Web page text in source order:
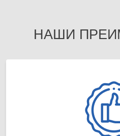
НАШИ